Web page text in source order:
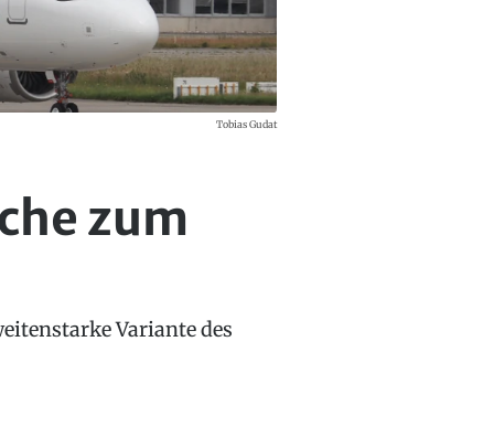
Tobias Gudat
zum
Variante des